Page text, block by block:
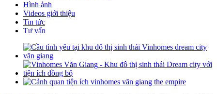
Hình ảnh
Videos giới thiệu
Tin tức
Tư vấn